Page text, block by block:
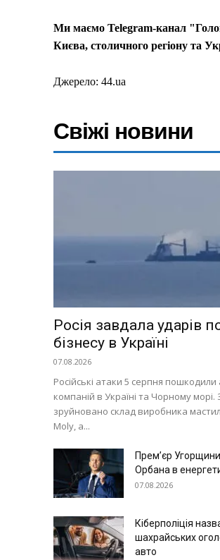
Ми маємо Telegram-канал
Києва, столичного регіону та
Джерело: 44.ua
Свіжі новини
Росія завдала ударів
бізнесу в Україні
07.08.2026
Російські атаки 5 серпня
компаній в Україні та Чорному
зруйновано склад виробника
Moly, а...
Прем’єр
Орбана в
07.08.2026
Кіберполіція
шахрайських
авто